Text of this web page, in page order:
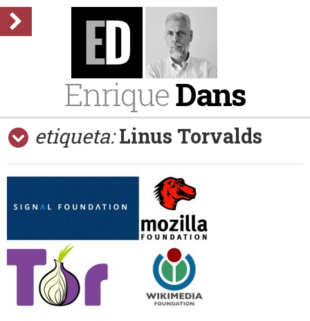
EnriqueDans
etiqueta: Linus Torvalds